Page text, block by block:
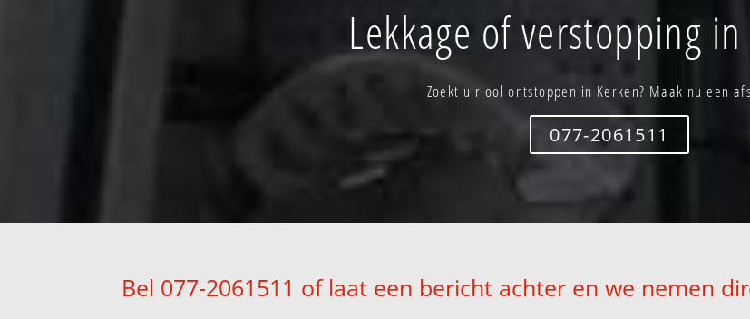
Lekkage of verstopping in
Zoekt u riool ontstoppen in Kerken? Maak nu een
077-2061511
Bel 077-2061511 of laat een bericht achter en we nemen